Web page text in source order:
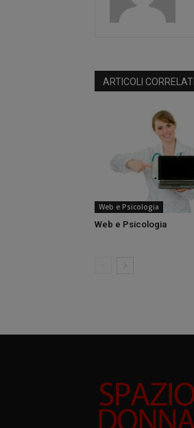
ARTICOLI CORRELATI
Web e Psicologia
Web e Psicologia